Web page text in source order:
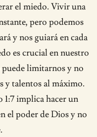
el miedo. Vivir una
pero podemos
y nos guiará en cada
es crucial en nuestro
limitarnos y no
y talentos al máximo.
1:7 implica hacer un
el poder de Dios y no